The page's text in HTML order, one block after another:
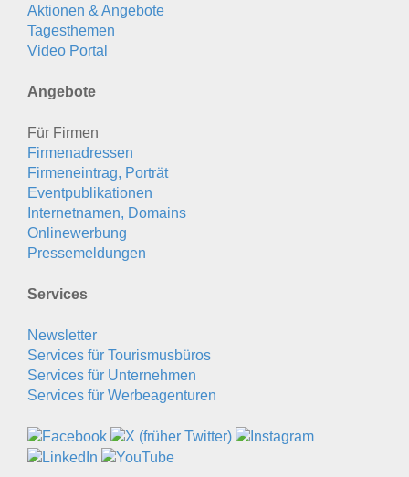
Aktionen & Angebote
Tagesthemen
Video Portal
Angebote
Für Firmen
Firmenadressen
Firmeneintrag, Porträt
Eventpublikationen
Internetnamen, Domains
Onlinewerbung
Pressemeldungen
Services
Newsletter
Services für Tourismusbüros
Services für Unternehmen
Services für Werbeagenturen